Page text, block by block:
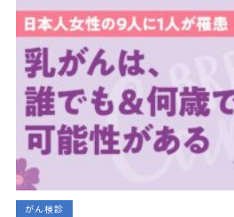
がん検診